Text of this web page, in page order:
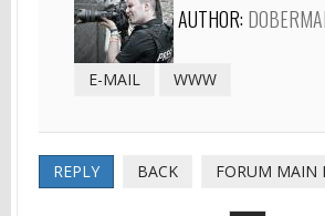
AUTHOR:
E-MAIL WWW
REPLY BACK FORUM MAIN